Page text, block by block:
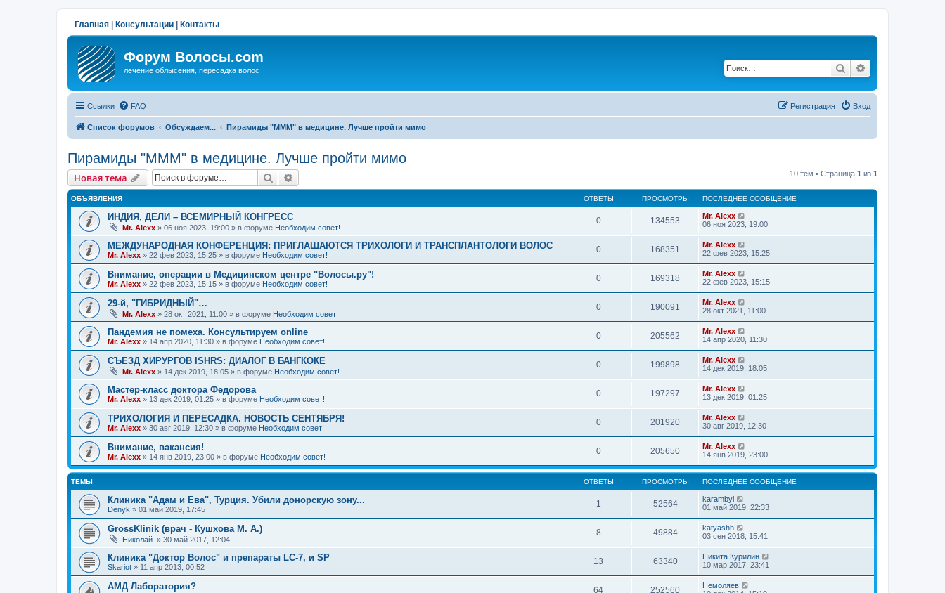
Главная Консультации Контакты
Форум Волосы.com
лечение облысения, пересадка волос Поиск
Ссылки FAQ Вход
Регистрация
Список форумов Обсуждаем... Пирамиды "МММ" в медицине. Лучше пройти мимо
Пирамиды "МММ" в медицине. Лучше пройти мимо
Новая тема Поиск 10 тем • Страница 1 из 1
ОБЪЯВЛЕНИЯ ОТВЕТЫ ПРОСМОТРЫ ПОСЛЕДНЕЕ СООБЩЕНИЕ
ИНДИЯ, ДЕЛИ – ВСЕМИРНЫЙ КОНГРЕСС
Mr. Alexx » 06 ноя 2023, 19:00 » в форуме Необходим совет!
0 134553
Mr. Alexx
06 ноя 2023, 19:00
МЕЖДУНАРОДНАЯ КОНФЕРЕНЦИЯ: ПРИГЛАШАЮТСЯ ТРИХОЛОГИ И ТРАНСПЛАНТОЛОГИ ВОЛОС
Mr. Alexx » 22 фев 2023, 15:25 » в форуме Необходим совет!
0 168351
Mr. Alexx
22 фев 2023, 15:25
Внимание, операции в Медицинском центре "Волосы.ру"!
Mr. Alexx » 22 фев 2023, 15:15 » в форуме Необходим совет!
0 169318
Mr. Alexx
22 фев 2023, 15:15
29-й, "ГИБРИДНЫЙ"…
Mr. Alexx » 28 окт 2021, 11:00 » в форуме Необходим совет!
0 190091
Mr. Alexx
28 окт 2021, 11:00
Пандемия не помеха. Консультируем online
Mr. Alexx » 14 апр 2020, 11:30 » в форуме Необходим совет!
0 205562
Mr. Alexx
14 апр 2020, 11:30
СЪЕЗД ХИРУРГОВ ISHRS: ДИАЛОГ В БАНГКОКЕ
Mr. Alexx » 14 дек 2019, 18:05 » в форуме Необходим совет!
0 199898
Mr. Alexx
14 дек 2019, 18:05
Мастер-класс доктора Федорова
Mr. Alexx » 13 дек 2019, 01:25 » в форуме Необходим совет!
0 197297
Mr. Alexx
13 дек 2019, 01:25
ТРИХОЛОГИЯ И ПЕРЕСАДКА. НОВОСТЬ СЕНТЯБРЯ!
Mr. Alexx » 30 авг 2019, 12:30 » в форуме Необходим совет!
0 201920
Mr. Alexx
30 авг 2019, 12:30
Внимание, вакансия!
Mr. Alexx » 14 янв 2019, 23:00 » в форуме Необходим совет!
0 205650
Mr. Alexx
14 янв 2019, 23:00
ТЕМЫ ОТВЕТЫ ПРОСМОТРЫ ПОСЛЕДНЕЕ СООБЩЕНИЕ
Клиника "Адам и Ева", Турция. Убили донорскую зону...
Denyk » 01 май 2019, 17:45
1 52564
karambyl
01 май 2019, 22:33
GrossKlinik (врач - Кушхова М. А.)
Николай. » 30 май 2017, 12:04
8 49884
katyashh
03 сен 2018, 15:41
Клиника "Доктор Волос" и препараты LC-7, и SP
Skariot » 11 апр 2013, 00:52
13 63340
Никита Курилин
10 мар 2017, 23:41
АМД Лаборатория? 64 252560
Немоляев